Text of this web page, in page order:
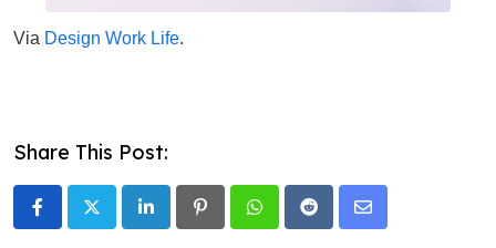
Via Design Work Life.
Share This Post:
LinkedInPinterestWhatsappRedditShare